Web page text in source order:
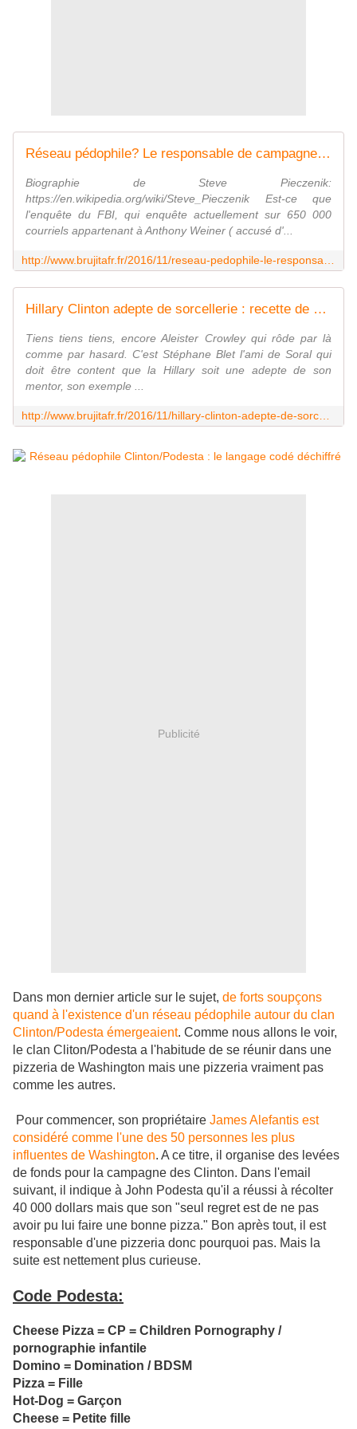
Réseau pédophile? Le responsable de campagne d'Hillary Clinton communique par mail dans un langage codé - MOINS de BIENS PLUS de LIENS
Biographie de Steve Pieczenik:
https://en.wikipedia.org/wiki/Steve_Pieczenik Est-ce que
l'enquête du FBI, qui enquête actuellement sur 650 000
courriels appartenant à Anthony Weiner ( accusé d'...
Hillary Clinton adepte de sorcellerie : recette de sang, de sperme et du lait maternel... - MOINS de BIENS PLUS de LIENS
Tiens tiens tiens, encore Aleister Crowley qui rôde par là
comme par hasard. C'est Stéphane Blet l'ami de Soral qui
doit être content que la Hillary soit une adepte de son
mentor, son exemple ...
Publicité
Dans mon dernier article sur le sujet, de forts soupçons
quand à l'existence d'un réseau pédophile autour du clan
Clinton/Podesta émergeaient. Comme nous allons le voir,
le clan Cliton/Podesta a l'habitude de se réunir dans une
pizzeria de Washington mais une pizzeria vraiment pas
comme les autres.
Pour commencer, son propriétaire James Alefantis est
considéré comme l'une des 50 personnes les plus
influentes de Washington. A ce titre, il organise des levées
de fonds pour la campagne des Clinton. Dans l'email
suivant, il indique à John Podesta qu'il a réussi à récolter
40 000 dollars mais que son "seul regret est de ne pas
avoir pu lui faire une bonne pizza." Bon après tout, il est
responsable d'une pizzeria donc pourquoi pas. Mais la
suite est nettement plus curieuse.
Code Podesta:
Cheese Pizza = CP = Children Pornography /
pornographie infantile
Domino = Domination / BDSM
Pizza = Fille
Hot-Dog = Garçon
Cheese = Petite fille